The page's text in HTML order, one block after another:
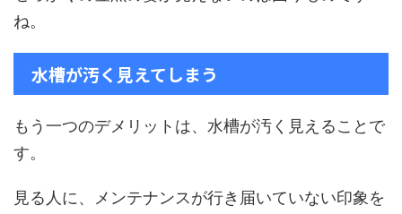
ね。
水槽が汚く見えてしまう
もう一つのデメリットは、水槽が汚く見えることで
す。
見る人に、メンテナンスが行き届いていない印象を